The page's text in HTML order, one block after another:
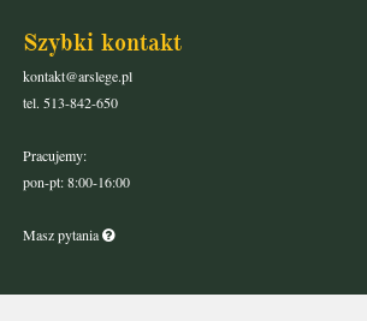
Szybki kontakt
kontakt@arslege.pl
tel. 513-842-650
Pracujemy:
pon-pt: 8:00-16:00
Masz pytania